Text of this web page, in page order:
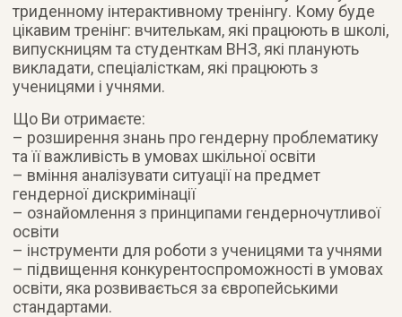
триденному інтерактивному тренінгу. Кому буде
цікавим тренінг: вчителькам, які працюють в школі,
випускницям та студенткам ВНЗ, які планують
викладати, спеціалісткам, які працюють з
ученицями і учнями.
Що Ви отримаєте:
– розширення знань про гендерну проблематику
та її важливість в умовах шкільної освіти
– вміння аналізувати ситуації на предмет
гендерної дискримінації
– ознайомлення з принципами гендерночутливої
освіти
– інструменти для роботи з ученицями та учнями
– підвищення конкурентоспроможності в умовах
освіти, яка розвивається за європейськими
стандартами.